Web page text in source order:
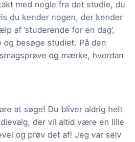
med nogle fra det studie, du
du kender nogen, der kender
af ’studerende for en dag’,
og besøge studiet. På den
og mærke, hvordan
at søge! Du bliver aldrig helt
der vil altid være en lille
og prøv det af! Jeg var selv